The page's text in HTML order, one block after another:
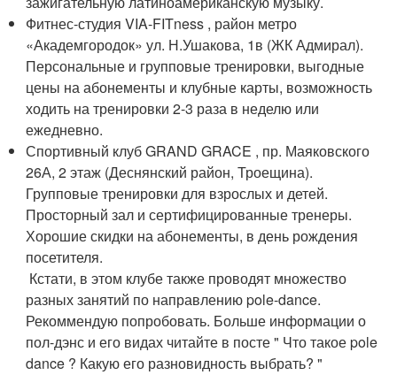
Фитнес-студия VIA-FITness , район метро
«Академгородок» ул. Н.Ушакова, 1в (ЖК Адмирал).
Персональные и групповые тренировки, выгодные
цены на абонементы и клубные карты, возможность
ходить на тренировки 2-3 раза в неделю или
ежедневно.
Спортивный клуб GRAND GRACE , пр. Маяковского
26А, 2 этаж (Деснянский район, Троещина).
Групповые тренировки для взрослых и детей.
Просторный зал и сертифицированные тренеры.
Хорошие скидки на абонементы, в день рождения
посетителя.
​ Кстати, в этом клубе также проводят множество
разных занятий по направлению pole-dance.
Рекоммендую попробовать. Больше информации о
пол-дэнс и его видах читайте в посте " Что такое pole
dance ? Какую его разновидность выбрать? "